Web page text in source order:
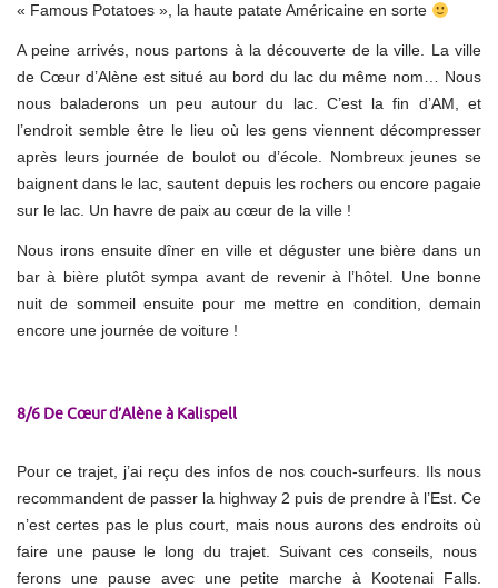
« Famous Potatoes », la haute patate Américaine en sorte
A peine arrivés, nous partons à la découverte de la ville. La ville
de Cœur d’Alène est situé au bord du lac du même nom… Nous
nous baladerons un peu autour du lac. C’est la fin d’AM, et
l’endroit semble être le lieu où les gens viennent décompresser
après leurs journée de boulot ou d’école. Nombreux jeunes se
baignent dans le lac, sautent depuis les rochers ou encore pagaie
sur le lac. Un havre de paix au cœur de la ville !
Nous irons ensuite dîner en ville et déguster une bière dans un
bar à bière plutôt sympa avant de revenir à l’hôtel. Une bonne
nuit de sommeil ensuite pour me mettre en condition, demain
encore une journée de voiture !
8/6 De Cœur d’Alène à Kalispell
Pour ce trajet, j’ai reçu des infos de nos couch-surfeurs. Ils nous
recommandent de passer la highway 2 puis de prendre à l’Est. Ce
n’est certes pas le plus court, mais nous aurons des endroits où
faire une pause le long du trajet. Suivant ces conseils, nous
ferons une pause avec une petite marche à Kootenai Falls.